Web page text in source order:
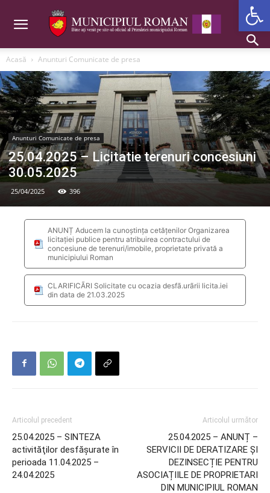
Acasă Anunturi Comunicate de presa
Anunturi Comunicate de presa
25.04.2025 – Licitatie terenuri concesiuni
30.05.2025
25/04/2025 396
ANUNȚ Aducem la cunoștința cetățenilor Organizarea
licitației publice pentru atribuirea contractului de
concesiune de terenuri/imobile, proprietate privată a
municipiului Roman
CLARIFICÃRI Solicitate cu ocazia desfã.urãrii licita.iei
din data de 21.03.2025
Articolul precedent
25.04.2025 – SINTEZA
activităţilor desfăşurate în
perioada 11.04.2025 –
24.04.2025
Articolul următor
25.04.2025 – ANUNȚ –
SERVICII DE DERATIZARE ȘI
DEZINSECȚIE PENTRU
ASOCIAȚIILE DE PROPRIETARI
DIN MUNICIPIUL ROMAN